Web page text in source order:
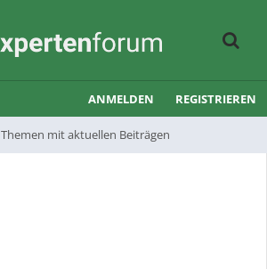
Themen mit aktuellen Beiträgen
ANMELDEN REGISTRIEREN